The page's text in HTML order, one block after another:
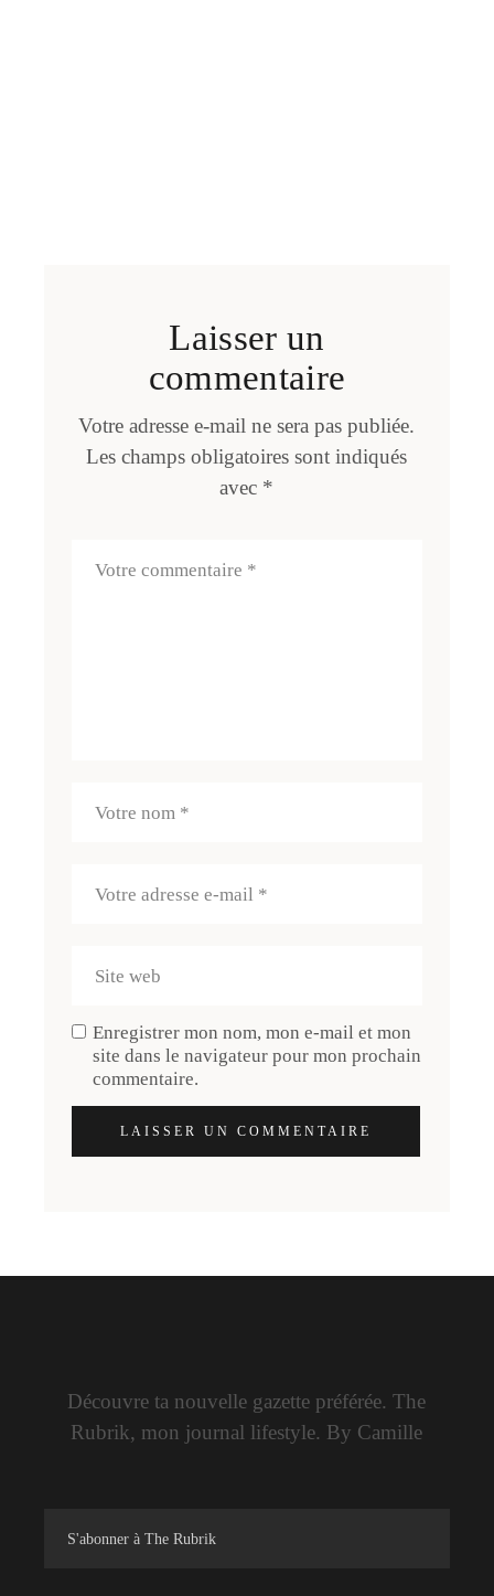
Laisser un
commentaire
Votre adresse e-mail ne sera pas publiée.
Les champs obligatoires sont indiqués
avec *
Enregistrer mon nom, mon e-mail et mon
site dans le navigateur pour mon prochain
commentaire.
LAISSER UN COMMENTAIRE
Découvre ta nouvelle gazette préférée. The
Rubrik, mon journal lifestyle. By Camille